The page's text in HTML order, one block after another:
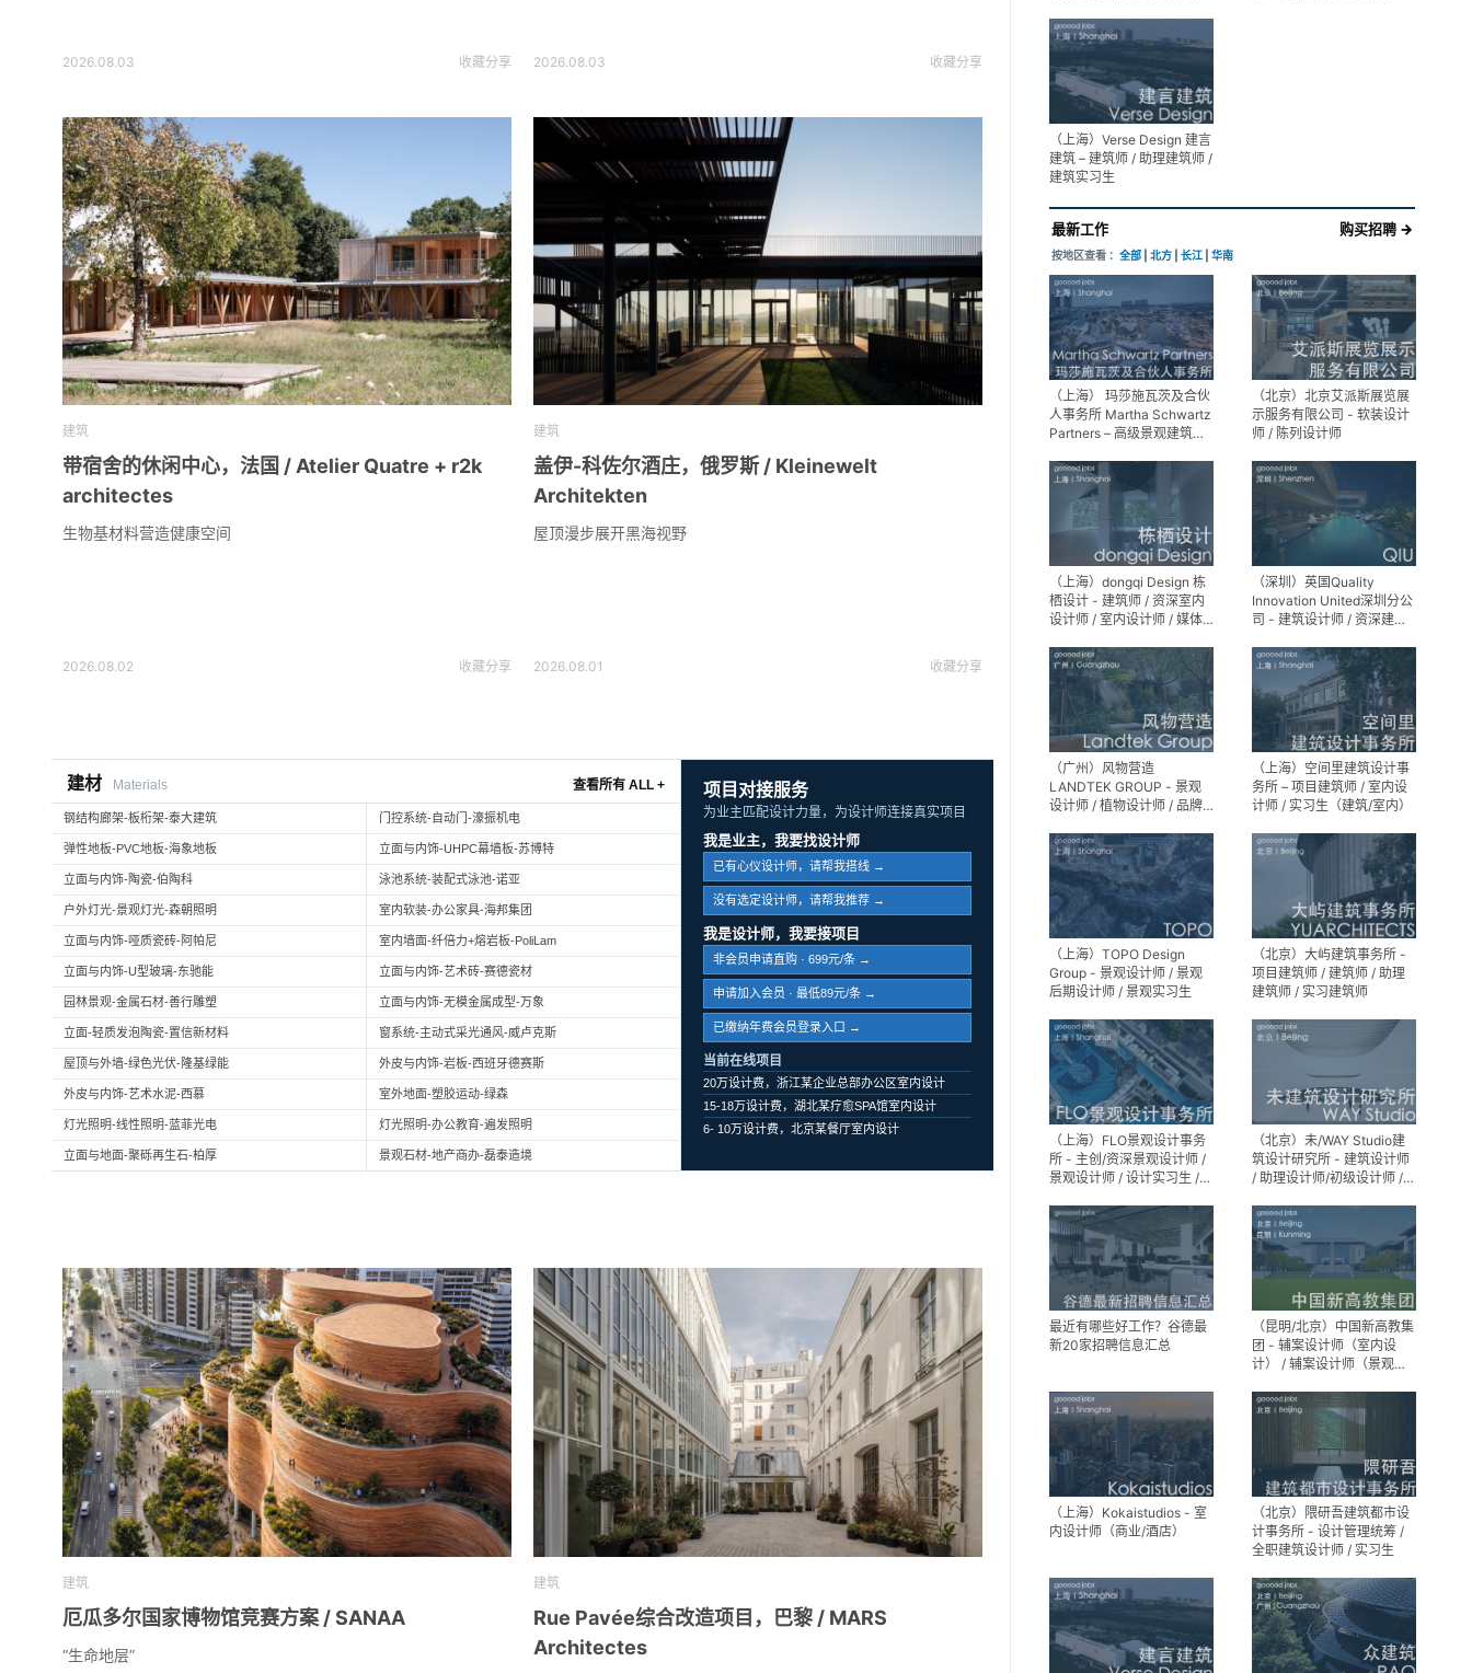
2026.08.03 收藏分享 2026.08.03 收藏分享
建筑
带宿舍的休闲中心，法国 / Atelier Quatre + r2k
architectes
生物基材料营造健康空间
2026.08.02 收藏分享
建筑
盖伊-科佐尔酒庄，俄罗斯 / Kleinewelt
Architekten
屋顶漫步展开黑海视野
2026.08.01 收藏分享
建材 Materials 查看所有 ALL +
钢结构廊架-板桁架-泰大建筑 门控系统-自动门-濠振机电
弹性地板-PVC地板-海象地板 立面与内饰-UHPC幕墙板-苏博特
立面与内饰-陶瓷-伯陶科 泳池系统-装配式泳池-诺亚
户外灯光-景观灯光-森朝照明 室内软装-办公家具-海邦集团
立面与内饰-哑质瓷砖-阿帕尼 室内墙面-纤倍力+熔岩板-PoliLam
立面与内饰-U型玻璃-东驰能 立面与内饰-艺术砖-赛德瓷材
园林景观-金属石材-善行雕塑 立面与内饰-无模金属成型-万象
立面-轻质发泡陶瓷-置信新材料 窗系统-主动式采光通风-威卢克斯
屋顶与外墙-绿色光伏-隆基绿能 外皮与内饰-岩板-西班牙德赛斯
外皮与内饰-艺术水泥-西慕 室外地面-塑胶运动-绿森
灯光照明-线性照明-蓝菲光电 灯光照明-办公教育-遍发照明
立面与地面-聚砾再生石-柏厚 景观石材-地产商办-磊泰造境
项目对接服务
为业主匹配设计力量，为设计师连接真实项目
我是业主，我要找设计师
已有心仪设计师，请帮我搭线 →
没有选定设计师，请帮我推荐 →
我是设计师，我要接项目
非会员申请直购 · 699元/条 →
申请加入会员 · 最低89元/条 →
已缴纳年费会员登录入口 →
当前在线项目
20万设计费，浙江某企业总部办公区室内设计
15-18万设计费，湖北某疗愈SPA馆室内设计
6- 10万设计费，北京某餐厅室内设计
建筑
厄瓜多尔国家博物馆竞赛方案 / SANAA
“生命地层”
建筑
Rue Pavée综合改造项目，巴黎 / MARS
Architectes
生（常年招聘）
（上海）Verse Design 建言
建筑 – 建筑师 / 助理建筑师 /
建筑实习生
最新工作 购买招聘 →
按地区查看 ： 全部 北方 长江 华南
（上海） 玛莎施瓦茨及合伙
人事务所 Martha Schwartz
Partners – 高级景观建筑师
Designer / 景观建筑师
Landscape Designer
（北京）北京艾派斯展览展
示服务有限公司 - 软装设计
师 / 陈列设计师
（上海）dongqi Design 栋
栖设计 - 建筑师 / 资深室内
设计师 / 室内设计师 / 媒体
生（常年招聘）
（深圳）英国Quality
Innovation United深圳分公
司 - 建筑设计师 / 资深建筑
实习生
（广州）风物营造
LANDTEK GROUP - 景观
设计师 / 植物设计师 / 品牌
（上海）空间里建筑设计事
务所 – 项目建筑师 / 室内设
计师 / 实习生（建筑/室内）
（上海）TOPO Design
Group - 景观设计师 / 景观
后期设计师 / 景观实习生
（北京）大屿建筑事务所 -
项目建筑师 / 建筑师 / 助理
建筑师 / 实习建筑师
（上海）FLO景观设计事务
所 - 主创/资深景观设计师 /
景观设计师 / 设计实习生 /
设计师
（北京）未/WAY Studio建
筑设计研究所 - 建筑设计师
/ 助理设计师/初级设计师 /
助理
最近有哪些好工作？谷德最
新20家招聘信息汇总
（昆明/北京）中国新高教集
团 - 辅案设计师（室内设
计） / 辅案设计师（景观设
间组长 / 平面设计高级经理 /
展陈设计高级经理
（上海）Kokaistudios - 室
内设计师（商业/酒店）
（北京）隈研吾建筑都市设
计事务所 - 设计管理统筹 /
全职建筑设计师 / 实习生